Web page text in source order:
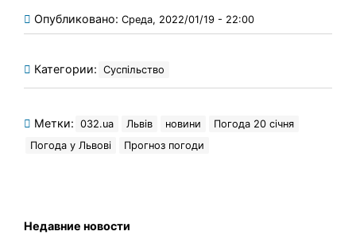
Опубликовано: Среда, 2022/01/19 - 22:00
Категории: Суспільство
Метки: 032.ua Львів новини
Погода 20 січня
Погода у Львові
Прогноз погоди
Недавние новости